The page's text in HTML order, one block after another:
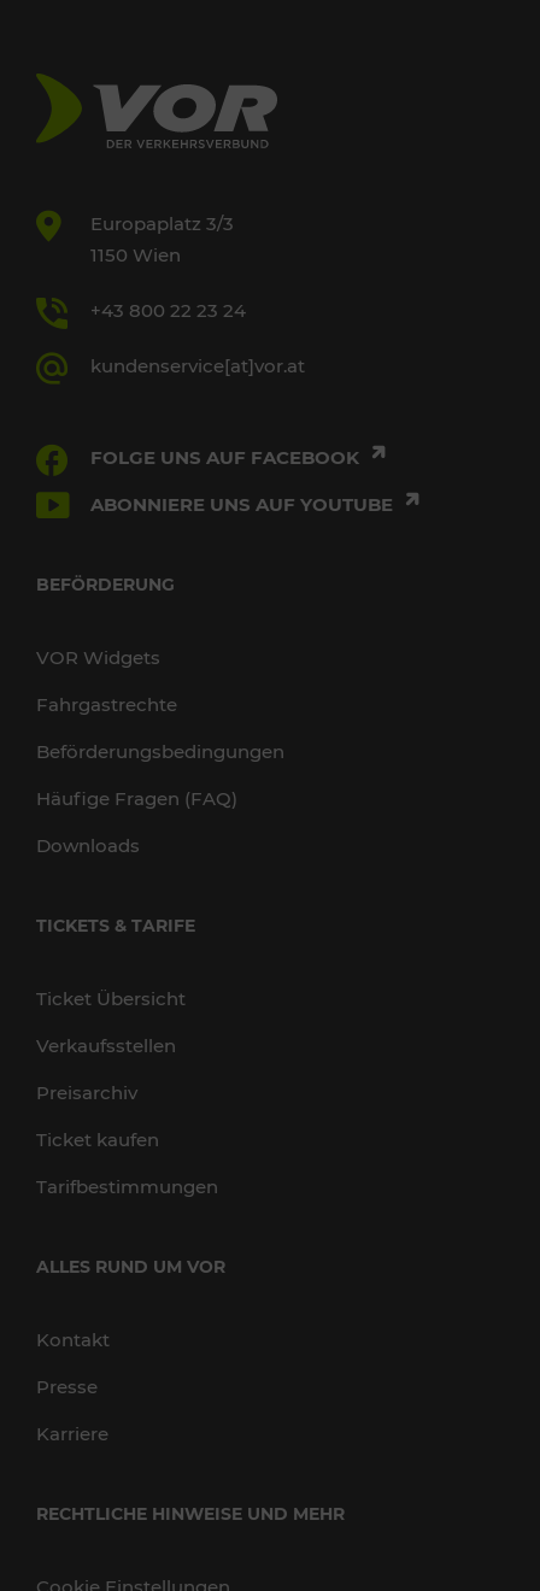
Europaplatz 3/3
1150 Wien
+43 800 22 23 24
kundenservice[at]vor.at
FOLGE UNS AUF FACEBOOK
ABONNIERE UNS AUF YOUTUBE
BEFÖRDERUNG
VOR Widgets
Fahrgastrechte
Beförderungsbedingungen
Häufige Fragen (FAQ)
Downloads
TICKETS & TARIFE
Ticket Übersicht
Verkaufsstellen
Preisarchiv
Ticket kaufen
Tarifbestimmungen
ALLES RUND UM VOR
Kontakt
Presse
Karriere
RECHTLICHE HINWEISE UND MEHR